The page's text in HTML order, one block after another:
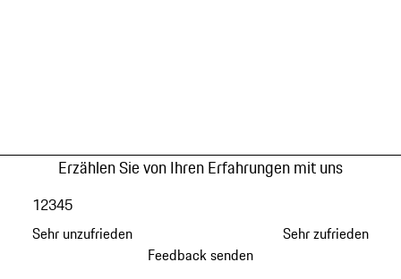
Erzählen Sie von Ihren Erfahrungen mit uns
Sehr unzufrieden
12345
Sehr zufrieden
Feedback senden